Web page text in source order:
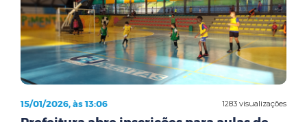
1283 visualizações
15/01/2026, às 13:06